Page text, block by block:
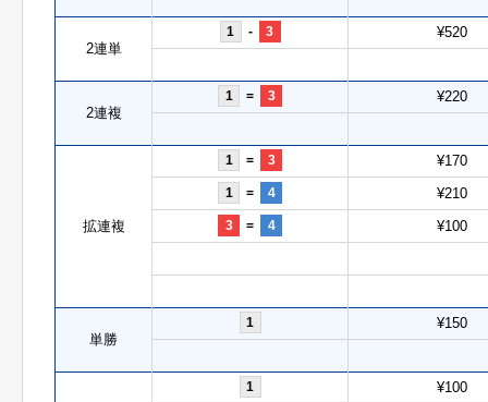
2連単
1 - 3 ¥520
2連複
1 = 3 ¥220
拡連複
1 = 3 ¥170
1 = 4 ¥210
3 = 4 ¥100
単勝
1 ¥150
1 ¥100